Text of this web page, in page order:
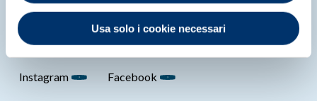
Usa solo i cookie necessari
Novità solari
SEGUICI SU
Instagram Facebook